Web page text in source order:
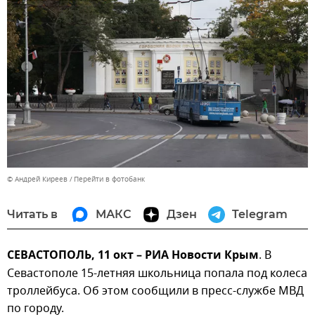
© Андрей Киреев Перейти в фотобанк
Читать в МАКС Дзен Telegram
СЕВАСТОПОЛЬ, 11 окт – РИА Новости Крым. В
Севастополе 15-летняя школьница попала под колеса
троллейбуса. Об этом сообщили в пресс-службе МВД
по городу.